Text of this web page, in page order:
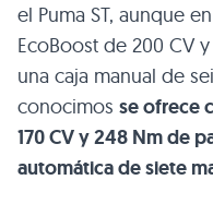
el Puma ST, aunque
EcoBoost de 200 CV
una caja manual de
conocimos se ofrece
170 CV y 248 Nm de
automática de siete